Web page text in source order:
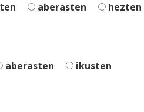
aberasten hezten
aberasten ikusten